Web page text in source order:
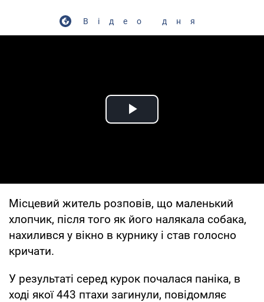
Відео дня
Play Video
Місцевий житель розповів, що маленький
хлопчик, після того як його налякала собака,
нахилився у вікно в курнику і став голосно
кричати.
У результаті серед курок почалася паніка, в
ході якої 443 птахи загинули, повідомляє